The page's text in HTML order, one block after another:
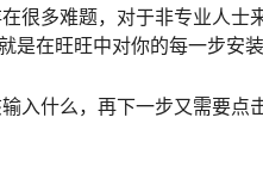
很多难题，对于非专业人士
是在旺旺中对你的每一步安装
入什么，再下一步又需要点